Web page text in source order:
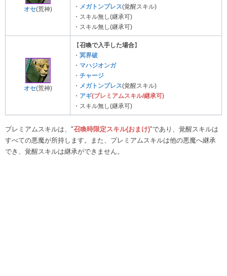
オセ(荒神)
・
メガトンプレス(覚醒スキル)
・スキル無し(継承可)
・スキル無し(継承可)
オセ(荒神)
【召喚で入手した場合】
・ 冥界破
・ マハジオンガ
・ チャージ
・
メガトンプレス(覚醒スキル)
・ アギ(プレミアムスキル/継承可)
・スキル無し(継承可)
プレミアムスキルは、"召喚時限定スキル(おまけ)"であり、覚醒スキルは
すべての悪魔が所持します。また、プレミアムスキルは他の悪魔へ継承
でき、覚醒スキルは継承ができません。